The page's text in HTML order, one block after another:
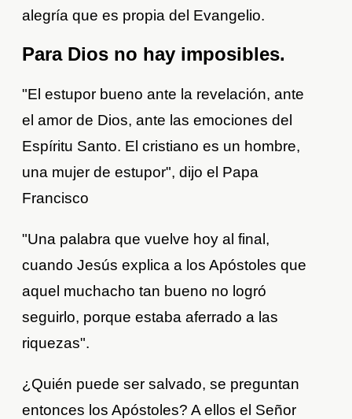
alegría que es propia del Evangelio.
Para Dios no hay imposibles.
"El estupor bueno ante la revelación, ante
el amor de Dios, ante las emociones del
Espíritu Santo. El cristiano es un hombre,
una mujer de estupor", dijo el Papa
Francisco
"Una palabra que vuelve hoy al final,
cuando Jesús explica a los Apóstoles que
aquel muchacho tan bueno no logró
seguirlo, porque estaba aferrado a las
riquezas".
¿Quién puede ser salvado, se preguntan
entonces los Apóstoles? A ellos el Señor